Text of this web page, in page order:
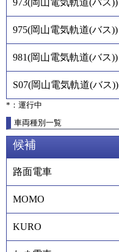
973( 岡山電気軌道(バス))
975(岡山電気軌道(バス))
981(岡山電気軌道(バス))
S07(岡山電気軌道(バス))
*：運行中
車両種別一覧
候補
路面電車
MOMO
KURO